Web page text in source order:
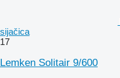
sijačica
17
Lemken Solitair 9/600